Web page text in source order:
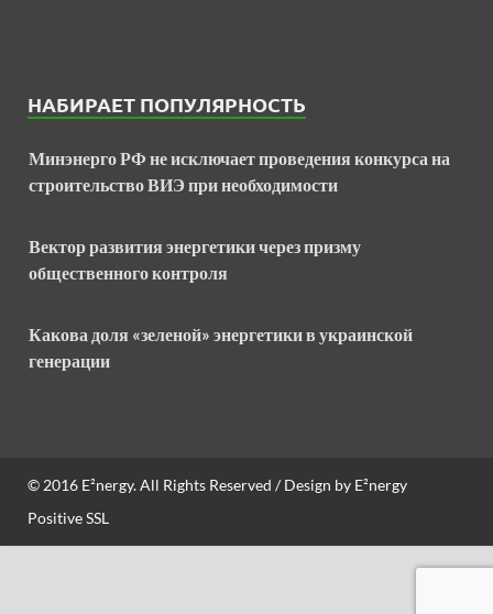
НАБИРАЕТ ПОПУЛЯРНОСТЬ
Минэнерго РФ не исключает проведения конкурса на
строительство ВИЭ при необходимости
Вектор развития энергетики через призму
общественного контроля
Какова доля «зеленой» энергетики в украинской
генерации
© 2016 E²nergy. All Rights Reserved / Design by E²nergy
Positive SSL